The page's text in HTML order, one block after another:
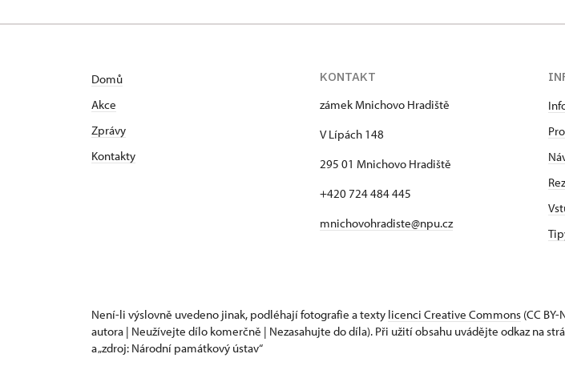
Domů
Akce
Zprávy
Kontakty
KONTAKT
zámek Mnichovo Hradiště
V Lípách 148
295 01 Mnichovo Hradiště
+420 724 484 445
mnichovohradiste@npu.cz
Není-li výslovně uvedeno jinak, podléhají fotografie a texty licenci Creative Commons (CC
autora | Neužívejte dílo komerčně | Nezasahujte do díla). Při užití obsahu uvádějte odkaz na
a „zdroj: Národní památkový ústav“